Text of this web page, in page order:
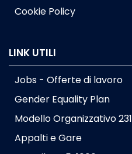
Cookie Policy
LINK UTILI
Jobs - Offerte di lavoro
Gender Equality Plan
Modello Organizzativo 231
Appalti e Gare